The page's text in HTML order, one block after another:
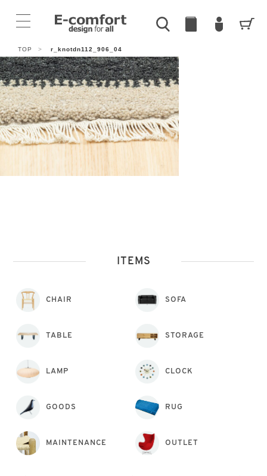
TOP > r_knotdn112_906_04
ITEMS
CHAIR SOFA
TABLE STORAGE
LAMP CLOCK
GOODS RUG
MAINTENANCE OUTLET